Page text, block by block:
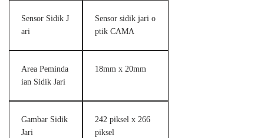
Sensor Sidik J
ari
Sensor sidik jari o
ptik CAMA
Area Peminda
ian Sidik Jari
18mm x 20mm
Gambar Sidik
Jari
242 piksel x 266
piksel